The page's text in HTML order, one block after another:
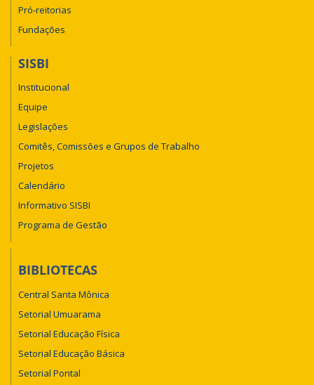
Pró-reitorias
Fundações
SISBI
Institucional
Equipe
Legislações
Comitês, Comissões e Grupos de Trabalho
Projetos
Calendário
Informativo SISBI
Programa de Gestão
BIBLIOTECAS
Central Santa Mônica
Setorial Umuarama
Setorial Educação Física
Setorial Educação Básica
Setorial Pontal